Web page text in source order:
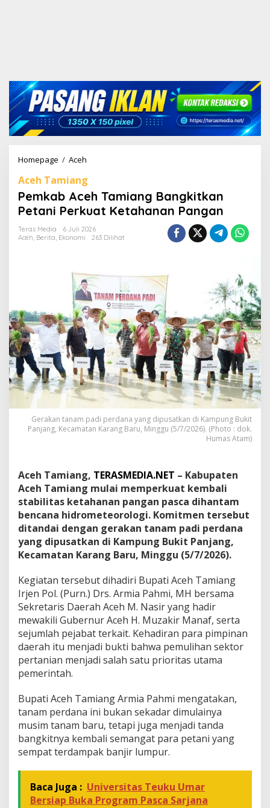
Homepage / Aceh
m
k
a
b
A
a
m
i
a
n
g
B
a
n
g
k
i
t
k
a
t
a
n
i
P
e
r
k
u
t
K
e
t
a
h
a
n
a
n
g
a
Aceh Tamiang
Pemkab Aceh Tamiang Bangkitkan
Petani Perkuat Ketahanan Pangan
Teras Media
6 Juli 2026
Aceh, Berita, Ekonomi 263 Dilihat
Gerakan tanam padi perdana yang dipusatkan di Kampung Bukit
Panjang, Kecamatan Karang Baru, Minggu (5/7/2026). (Photo : dok.
Humas Atam)
Aceh Tamiang, TERASMEDIA.NET – Kabupaten
Aceh Tamiang mulai memperkuat kembali
stabilitas ketahanan pangan pasca dihantam
bencana hidrometeorologi. Komitmen tersebut
ditandai dengan gerakan tanam padi perdana
yang dipusatkan di Kampung Bukit Panjang,
Kecamatan Karang Baru, Minggu (5/7/2026).
Kegiatan tersebut dihadiri Bupati Aceh Tamiang
Irjen Pol. (Purn.) Drs. Armia Pahmi, MH bersama
Sekretaris Daerah Aceh M. Nasir yang hadir
mewakili Gubernur Aceh H. Muzakir Manaf, serta
sejumlah pejabat terkait. Kehadiran para pimpinan
daerah itu menjadi bukti bahwa pemulihan sektor
pertanian menjadi salah satu prioritas utama
pemerintah.
Bupati Aceh Tamiang Armia Pahmi mengatakan,
tanam perdana ini bukan sekadar dimulainya
musim tanam baru, tetapi juga menjadi tanda
bangkitnya kembali semangat para petani yang
sempat terdampak banjir lumpur.
Baca Juga : Universitas Teuku Umar
Bersiap Buka Program Pasca Sarjana